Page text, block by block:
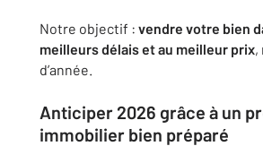
Notre objectif : vendre votre bien
meilleurs délais et au meilleur prix,
d’année.
Anticiper 2026 grâce à un
immobilier bien préparé